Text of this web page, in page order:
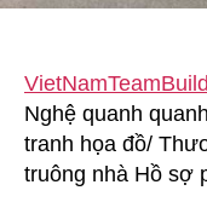
Nghệ quanh
tranh họa đồ/
truông nhà Hồ sợ